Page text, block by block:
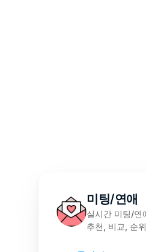
미팅/연애
실시간 미팅/연
추천, 비교, 순